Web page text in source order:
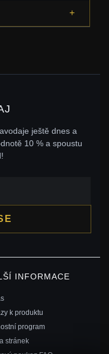
ještě dnes a
10 % a spoustu
INFORMACE
k produktu
program
stránek